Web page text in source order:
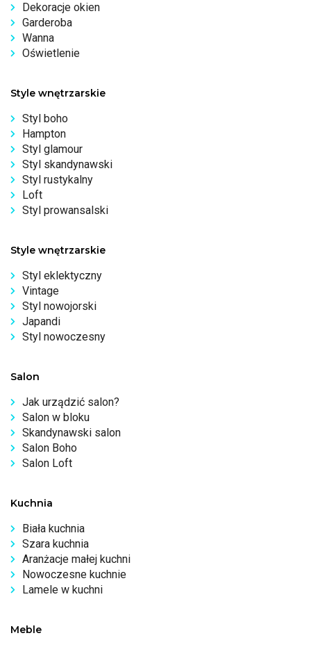
Dekoracje okien
Garderoba
Wanna
Oświetlenie
Style wnętrzarskie
Styl boho
Hampton
Styl glamour
Styl skandynawski
Styl rustykalny
Loft
Styl prowansalski
Style wnętrzarskie
Styl eklektyczny
Vintage
Styl nowojorski
Japandi
Styl nowoczesny
Salon
Jak urządzić salon?
Salon w bloku
Skandynawski salon
Salon Boho
Salon Loft
Kuchnia
Biała kuchnia
Szara kuchnia
Aranżacje małej kuchni
Nowoczesne kuchnie
Lamele w kuchni
Meble